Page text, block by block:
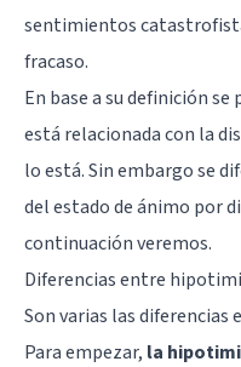
sentimientos
fracaso.
En base a su definición
está relacionada con la
lo está. Sin embargo se
del estado de ánimo por
continuación veremos.
Diferencias entre
Son varias las
Para empezar, la